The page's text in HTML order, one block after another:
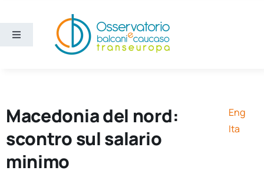
contenuto
Toggle
Ricerca e divulgazione
Macedonia del nord:
scontro sul salario
minimo
Eng
Ita